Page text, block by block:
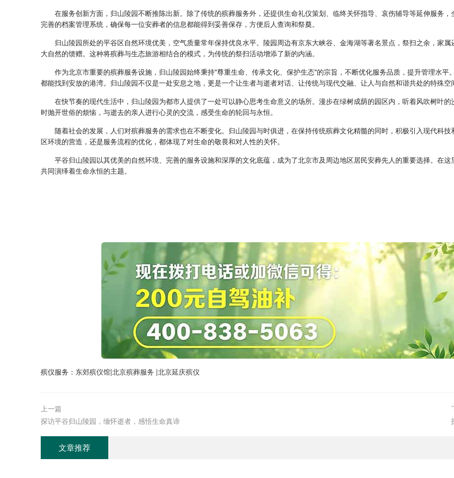
在服务创新方面， 归山陵园不断推陈出新。除了传统的殡葬服务外，还提供生命礼仪策划、临终关怀指导、哀伤辅导等延伸服务
完善的档案管理系统，确保每一位安葬者的信息都能得到妥善保存，方便后人查询和祭奠。
归山陵园所处的平谷区自然环境优美，空气质量常年保持优良水平。陵园周边有京东大峡谷、金海湖等著名景点，祭扫之余，家
大自然的馈赠。这种将殡葬与生态旅游相结合的模式，为传统的祭扫活动增添了新的内涵。
作为北京市重要的殡葬服务设施， 归山陵园始终秉持"尊重生命、传承文化、保护生态"的宗旨，不断优化服务品质，提升管理水
都能找到安放的港湾。 归山陵园不仅是一处安息之地，更是一个让生者与逝者对话、让传统与现代交融、让人与自然和谐共处的特殊空
在快节奏的现代生活中， 归山陵园为都市人提供了一处可以静心思考生命意义的场所。漫步在绿树成荫的园区内，听着风吹树叶
时抛开世俗的烦恼，与逝去的亲人进行心灵的交流，感受生命的轮回与永恒。
随着社会的发展，人们对殡葬服务的需求也在不断变化。 归山陵园与时俱进，在保持传统殡葬文化精髓的同时，积极引入现代科
区环境的营造，还是服务流程的优化，都体现了对生命的敬畏和对人性的关怀。
平谷归山陵园以其优美的自然环境、完善的服务设施和深厚的文化底蕴，成为了北京市及周边地区居民安葬先人的重要选择。在
共同演绎着生命永恒的主题。
殡仪服务： 东郊殡仪馆|北京殡葬服务 |北京延庆殡仪
上一篇
探访平谷归山陵园，缅怀逝者，感悟生命真谛
文章推荐